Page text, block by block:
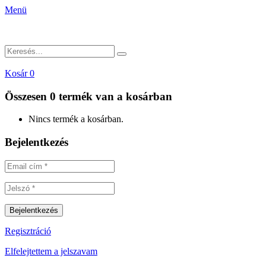
Menü
Kosár 0
Összesen 0 termék van a kosárban
Nincs termék a kosárban.
Bejelentkezés
Regisztráció
Elfelejtettem a jelszavam